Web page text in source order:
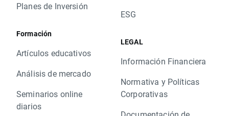
Planes de Inversión
Formación
Artículos educativos
Análisis de mercado
Seminarios online
diarios
ESG
LEGAL
Información Financiera
Normativa y Políticas
Corporativas